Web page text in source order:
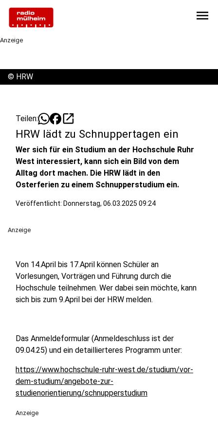
menu
Anzeige
© HRW
Teilen: open_in_new
HRW lädt zu Schnuppertagen ein
Wer sich für ein Studium an der Hochschule Ruhr
West interessiert, kann sich ein Bild von dem
Alltag dort machen. Die HRW lädt in den
Osterferien zu einem Schnupperstudium ein.
Veröffentlicht: Donnerstag, 06.03.2025 09:24
Anzeige
Von 14.April bis 17.April können Schüler an
Vorlesungen, Vorträgen und Führung durch die
Hochschule teilnehmen. Wer dabei sein möchte, kann
sich bis zum 9.April bei der HRW melden.
Das Anmeldeformular (Anmeldeschluss ist der
09.04.25) und ein detaillierteres Programm unter:
https://www.hochschule-ruhr-west.de/studium/vor-
dem-studium/angebote-zur-
studienorientierung/schnupperstudium
Anzeige